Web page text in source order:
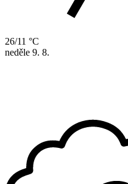
26/11 °C
neděle 9. 8.